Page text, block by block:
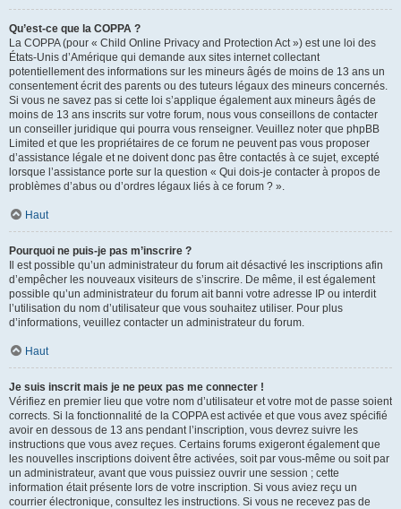
Qu’est-ce que la COPPA ?
La COPPA (pour « Child Online Privacy and Protection Act ») est une loi des
États-Unis d’Amérique qui demande aux sites internet collectant
potentiellement des informations sur les mineurs âgés de moins de 13 ans un
consentement écrit des parents ou des tuteurs légaux des mineurs concernés.
Si vous ne savez pas si cette loi s’applique également aux mineurs âgés de
moins de 13 ans inscrits sur votre forum, nous vous conseillons de contacter
un conseiller juridique qui pourra vous renseigner. Veuillez noter que phpBB
Limited et que les propriétaires de ce forum ne peuvent pas vous proposer
d’assistance légale et ne doivent donc pas être contactés à ce sujet, excepté
lorsque l’assistance porte sur la question « Qui dois-je contacter à propos de
problèmes d’abus ou d’ordres légaux liés à ce forum ? ».
Haut
Pourquoi ne puis-je pas m’inscrire ?
Il est possible qu’un administrateur du forum ait désactivé les inscriptions afin
d’empêcher les nouveaux visiteurs de s’inscrire. De même, il est également
possible qu’un administrateur du forum ait banni votre adresse IP ou interdit
l’utilisation du nom d’utilisateur que vous souhaitez utiliser. Pour plus
d’informations, veuillez contacter un administrateur du forum.
Haut
Je suis inscrit mais je ne peux pas me connecter !
Vérifiez en premier lieu que votre nom d’utilisateur et votre mot de passe soient
corrects. Si la fonctionnalité de la COPPA est activée et que vous avez spécifié
avoir en dessous de 13 ans pendant l’inscription, vous devrez suivre les
instructions que vous avez reçues. Certains forums exigeront également que
les nouvelles inscriptions doivent être activées, soit par vous-même ou soit par
un administrateur, avant que vous puissiez ouvrir une session ; cette
information était présente lors de votre inscription. Si vous aviez reçu un
courrier électronique, consultez les instructions. Si vous ne recevez pas de